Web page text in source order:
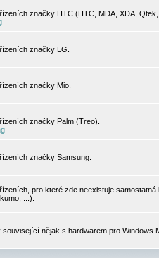
značky HTC (HTC, MDA, XDA,
značky LG.
značky Mio.
značky Palm (Treo).
značky Samsung.
pro které zde neexistuje
...).
nějak s hardwarem pro Windows